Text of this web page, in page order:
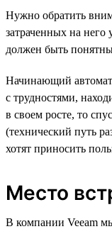
Нужно обратить
затраченных на
должен быть
Начинающий
с трудностями,
в своем росте, то
(технический путь
хотят приносить
Место
В компании Veeam